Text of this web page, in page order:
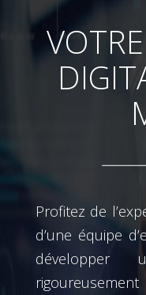
Profitez de
d’une équipe
développer